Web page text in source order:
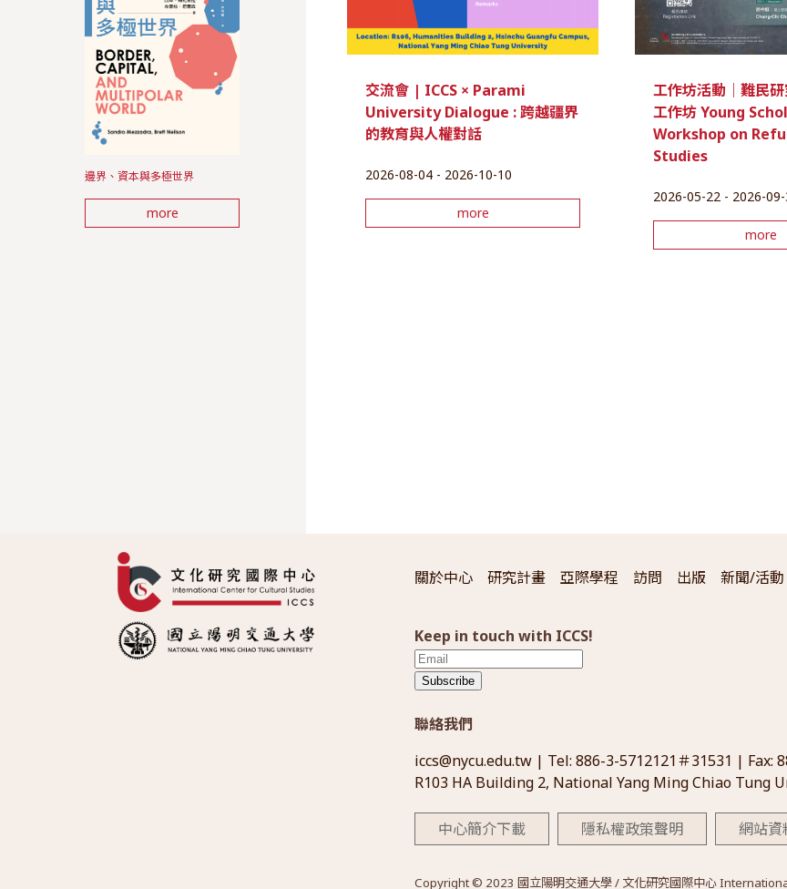
邊界、資本與多極世界
more
交流會 | ICCS × Parami
University Dialogue : 跨越疆界
的教育與人權對話
2026-08-04 - 2026-10-10
more
工作坊活動｜難民
工作坊 Young
Workshop on
Studies
2026-05-22 - 2026-
more
關於中心 研究計畫 亞際學程 訪問 出版 新聞/活動
Keep in touch with ICCS!
Subscribe
聯絡我們
iccs@nycu.edu.tw | Tel: 886-3-5712121＃31531 | Fax:
R103 HA Building 2, National Yang Ming Chiao Tung
中心簡介下載 隱私權政策聲明 網站資
Copyright © 2023 國立陽明交通大學 / 文化研究國際中心